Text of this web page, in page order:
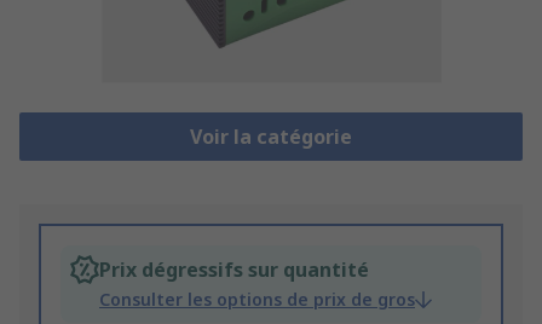
Voir la catégorie
Prix dégressifs sur quantité
Consulter les options de prix de gros